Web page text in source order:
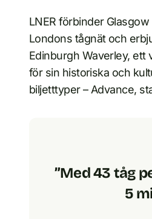
LNER förbinder
Londons tågnät och
Edinburgh Waverley, ett
för sin historiska och
biljetttyper – Advance,
”Med 43 tåg
5